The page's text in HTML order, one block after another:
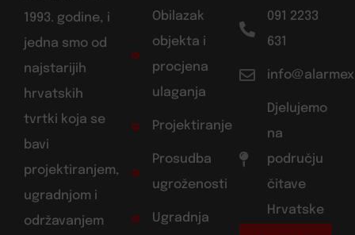
1993. godine, i
jedna smo od
najstarijih
hrvatskih
tvrtki koja se
bavi
projektiranjem,
ugradnjom i
održavanjem
Obilazak
objekta i
procjena
ulaganja
Projektiranje
Prosudba
ugroženosti
Ugradnja
091 2233
631
Djelujemo
na
području
čitave
Hrvatske